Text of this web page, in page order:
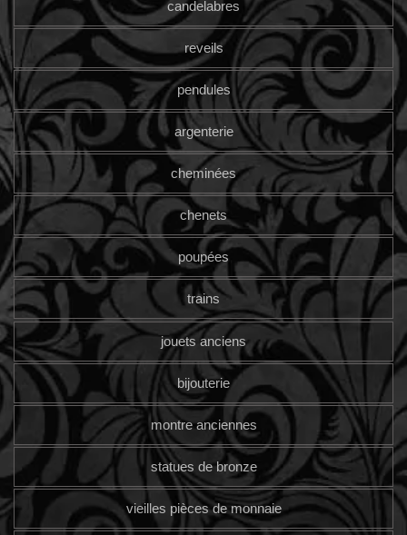
candelabres
reveils
pendules
argenterie
cheminées
chenets
poupées
trains
jouets anciens
bijouterie
montre anciennes
statues de bronze
vieilles pièces de monnaie